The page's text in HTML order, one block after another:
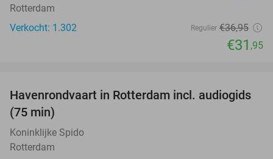
Rotterdam
Verkocht: 1.302
Regulier €36,95
€31 ,95
30%
Havenrondvaart in Rotterdam incl. audiogids
(75 min)
Koninklijke Spido
Rotterdam